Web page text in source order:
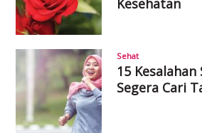
Sehat
15
Segera Cari